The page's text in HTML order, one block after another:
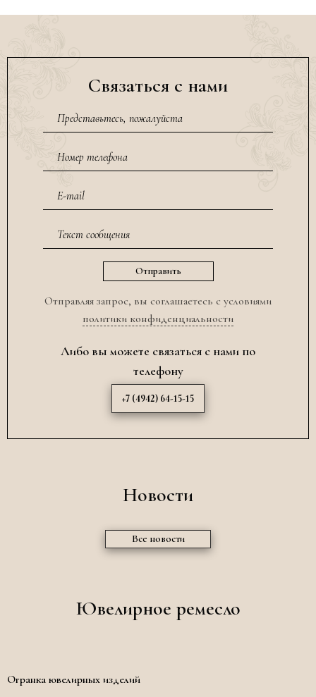
Связаться с нами
Отправляя запрос, вы соглашаетесь с условиями
политики конфиденциальности
Либо вы можете связаться с нами по
телефону
+7 (4942) 64-15-15
Новости
Все новости
Ювелирное ремесло
Огранка ювелирных изделий